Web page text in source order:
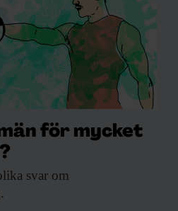
för mycket
svar om